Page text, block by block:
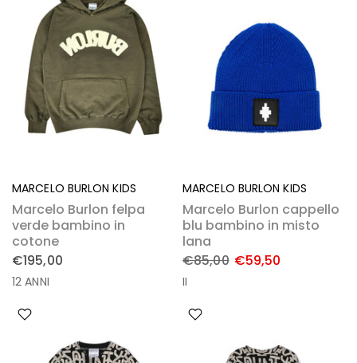
MARCELO BURLON KIDS
Marcelo Burlon felpa
verde bambino in
cotone
€195,00
12 ANNI
MARCELO BURLON KIDS
Marcelo Burlon cappello
blu bambino in misto
lana
€85,00 €59,50
II